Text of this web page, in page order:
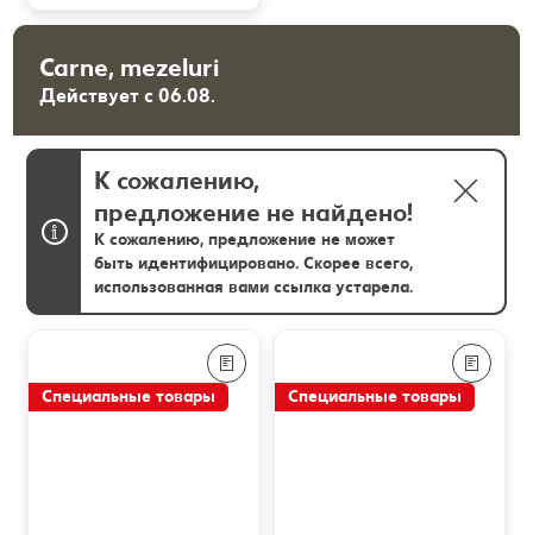
Carne, mezeluri
Действует с 06.08.
К сожалению,
предложение не найдено!
К сожалению, предложение не может
быть идентифицировано. Скорее всего,
использованная вами ссылка устарела.
Специальные товары Специальные товары